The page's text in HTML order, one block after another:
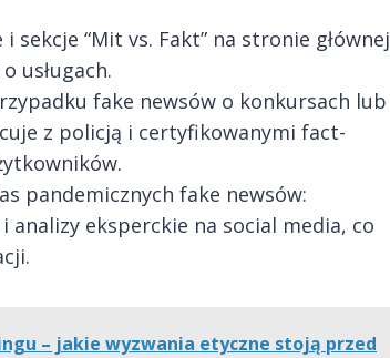
sekcje “Mit vs. Fakt” na stronie głównej
usługach.
fake newsów o konkursach lub
z policją i certyfikowanymi fact-
pandemicznych fake newsów:
eksperckie na social media, co
– jakie wyzwania etyczne stoją przed